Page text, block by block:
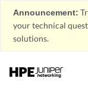
Announcement:
your technical
solutions.